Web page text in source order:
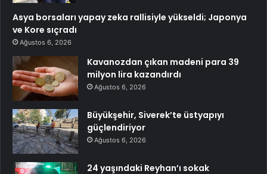
Asya borsaları yapay zeka rallisiyle yükseldi; Japonya
ve Kore sıçradı
Ağustos 6, 2026
Kavanozdan çıkan madeni para 39
milyon lira kazandırdı
Ağustos 6, 2026
Büyükşehir, Siverek’te üstyapıyı
güçlendiriyor
Ağustos 6, 2026
24 yaşındaki Reyhan’ı sokak